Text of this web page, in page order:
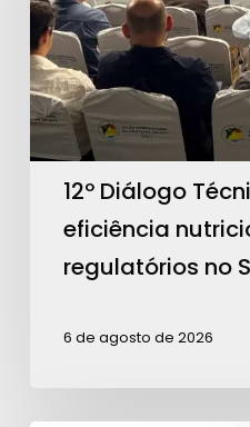
eficiência
nutricional
e
avanços
regulatórios
12º Diálogo
eficiência
regulatórios no
6 de agosto de 2026